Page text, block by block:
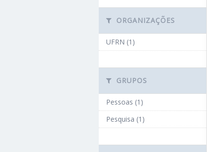
ORGANIZAÇÕES
UFRN (1)
GRUPOS
Pessoas (1)
Pesquisa (1)